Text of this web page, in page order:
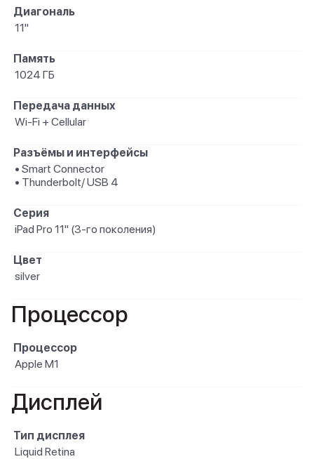
Диагональ
11"
Память
1024 ГБ
Передача данных
Wi-Fi + Cellular
Разъёмы и интерфейсы
• Smart Connector
• Thunderbolt/ USB 4
Серия
iPad Pro 11" (3-го поколения)
Цвет
silver
Процессор
Процессор
Apple M1
Дисплей
Тип дисплея
Liquid Retina